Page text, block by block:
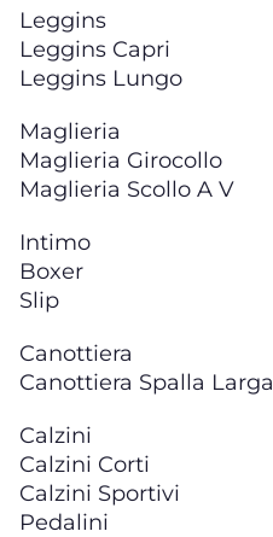
Leggins
Leggins Capri
Leggins Lungo
Maglieria
Maglieria Girocollo
Maglieria Scollo A V
Intimo
Boxer
Slip
Canottiera
Canottiera Spalla Larga
Calzini
Calzini Corti
Calzini Sportivi
Pedalini